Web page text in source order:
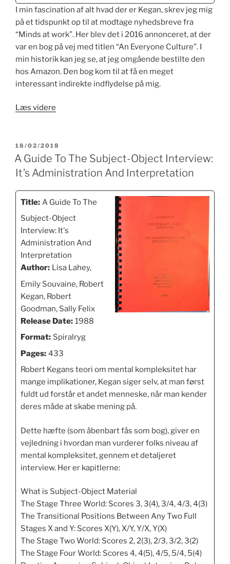
I min fascination af alt hvad der er Kegan, skrev jeg mig
på et tidspunkt op til at modtage nyhedsbreve fra
“Minds at work”. Her blev det i 2016 annonceret, at der
var en bog på vej med titlen “An Everyone Culture”. I
min historik kan jeg se, at jeg omgående bestilte den
hos Amazon. Den bog kom til at få en meget
interessant indirekte indflydelse på mig.
Læs videre
UDGIVET
DEN
18/02/2018
A Guide To The Subject-Object Interview:
It’s Administration And Interpretation
Title: A Guide To The
Subject-Object
Interview: It's
Administration And
Interpretation
Author: Lisa Lahey,
Emily Souvaine, Robert
Kegan, Robert
Goodman, Sally Felix
Release Date: 1988
Format: Spiralryg
Pages: 433
Robert Kegans teori om mental kompleksitet har
mange implikationer, Kegan siger selv, at man først
fuldt ud forstår et andet menneske, når man kender
deres måde at skabe mening på.
Dette hæfte (som åbenbart fås som bog), giver en
vejledning i hvordan man vurderer folks niveau af
mental kompleksitet, gennem et detaljeret
interview. Her er kapitlerne:
What is Subject-Object Material
The Stage Three World: Scores 3, 3(4), 3/4, 4/3, 4(3)
The Transitional Positions Between Any Two Full
Stages X and Y: Scores X(Y), X/Y, Y/X, Y(X)
The Stage Two World: Scores 2, 2(3), 2/3, 3/2, 3(2)
The Stage Four World: Scores 4, 4(5), 4/5, 5/4, 5(4)